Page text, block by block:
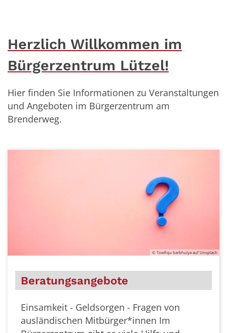
Herzlich Willkommen im
Bürgerzentrum Lützel!
Hier finden Sie Informationen zu Veranstaltungen
und Angeboten im Bürgerzentrum am
Brenderweg.
- Fragen von
Im
Jugendliche
Wir unterstützen